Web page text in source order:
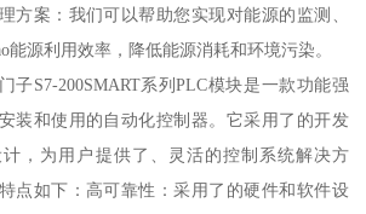
方案：我们可以帮助您实现对能源的监测、
能源利用效率，降低能源消耗和环境污染。
200SMART系列PLC模块是一款功能强
装和使用的自动化控制器。它采用了的开发
，为用户提供了、灵活的控制系统解决方
点如下：高可靠性：采用了的硬件和软件设